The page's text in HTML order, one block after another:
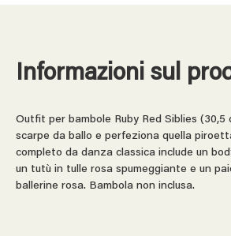
Informazioni sul
Outfit per bambole Ruby Red Siblies (30,5
scarpe da ballo e perfeziona quella
completo da danza classica include un
un tutù in tulle rosa spumeggiante e un
ballerine rosa. Bambola non inclusa.